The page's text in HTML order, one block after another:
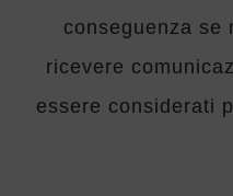
conseguenza se
ricevere
essere considerati